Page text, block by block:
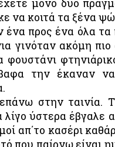
μόνο δύο
να κοιτά τα ξένα
ένα προς ένα όλα
γινόταν ακόμη
φουστάνι
την έκαναν
στην ταινία.
ύστερα έβγαλε
απ΄το κασέρι
που παίρνω είναι